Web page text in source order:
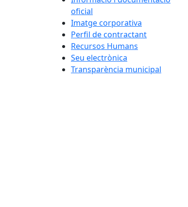
oficial
Imatge corporativa
Perfil de contractant
Recursos Humans
Seu electrònica
Transparència municipal